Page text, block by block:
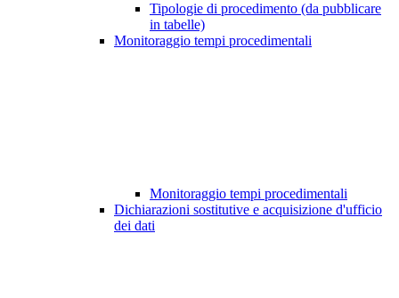
Tipologie di procedimento (da pubblicare
in tabelle)
Monitoraggio tempi procedimentali
Monitoraggio tempi procedimentali
Dichiarazioni sostitutive e acquisizione d'ufficio
dei dati